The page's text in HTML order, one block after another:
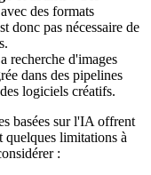
des formats
donc pas nécessaire de
recherche d'images
dans des pipelines
logiciels créatifs.
basées sur l'IA offrent
quelques limitations à
: